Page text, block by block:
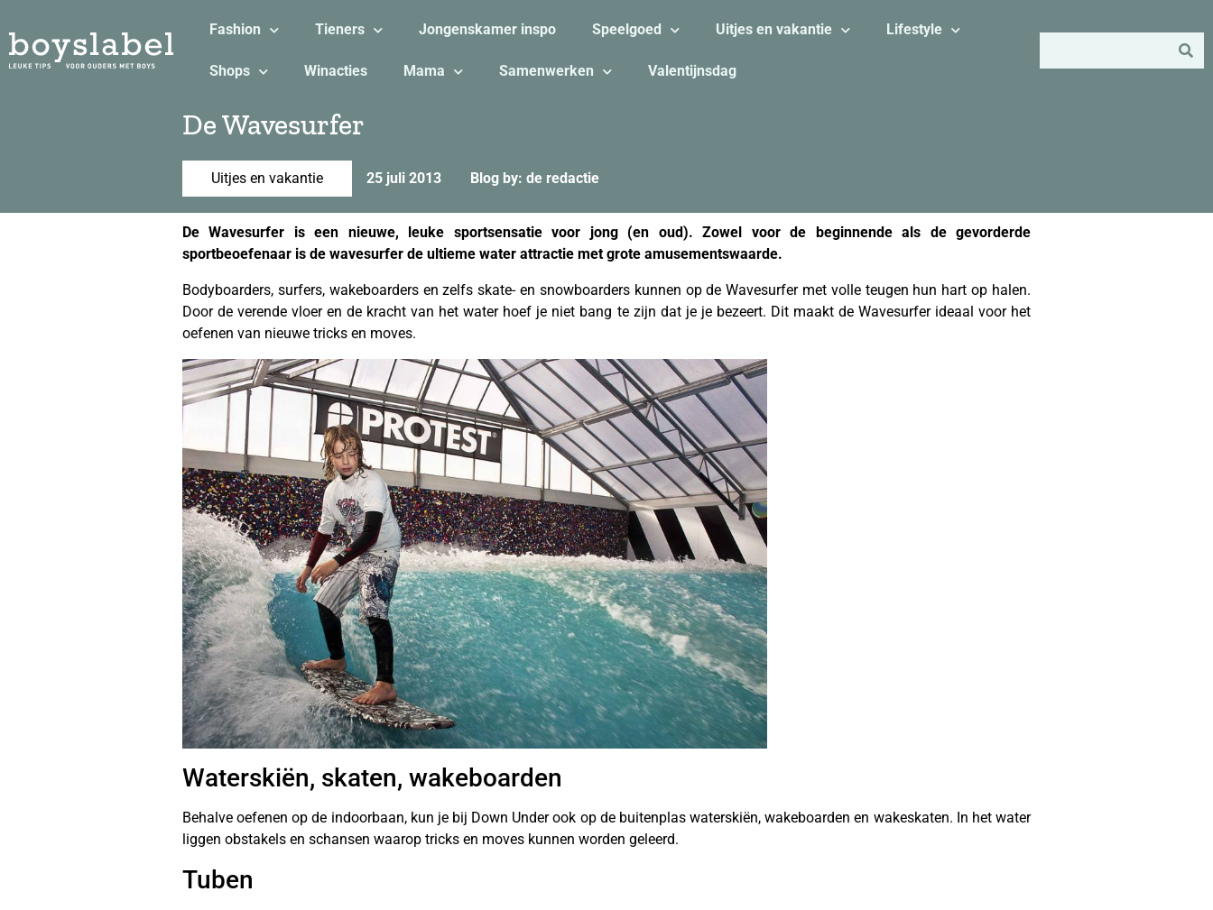
Fashion Tieners Jongenskamer inspo Speelgoed Uitjes en vakantie Lifestyle
Shops Winacties Mama Samenwerken Valentijnsdag
De Wavesurfer
Uitjes en vakantie 25 juli 2013 Blog by: de redactie
De Wavesurfer is een nieuwe, leuke sportsensatie voor jong (en oud). Zowel voor de beginnende als de gevorderde
sportbeoefenaar is de wavesurfer de ultieme water attractie met grote amusementswaarde.
Bodyboarders, surfers, wakeboarders en zelfs skate- en snowboarders kunnen op de Wavesurfer met volle teugen hun hart op halen.
Door de verende vloer en de kracht van het water hoef je niet bang te zijn dat je je bezeert. Dit maakt de Wavesurfer ideaal voor het
oefenen van nieuwe tricks en moves.
Waterskiën, skaten, wakeboarden
Behalve oefenen op de indoorbaan, kun je bij Down Under ook op de buitenplas waterskiën, wakeboarden en wakeskaten. In het water
liggen obstakels en schansen waarop tricks en moves kunnen worden geleerd.
Tuben